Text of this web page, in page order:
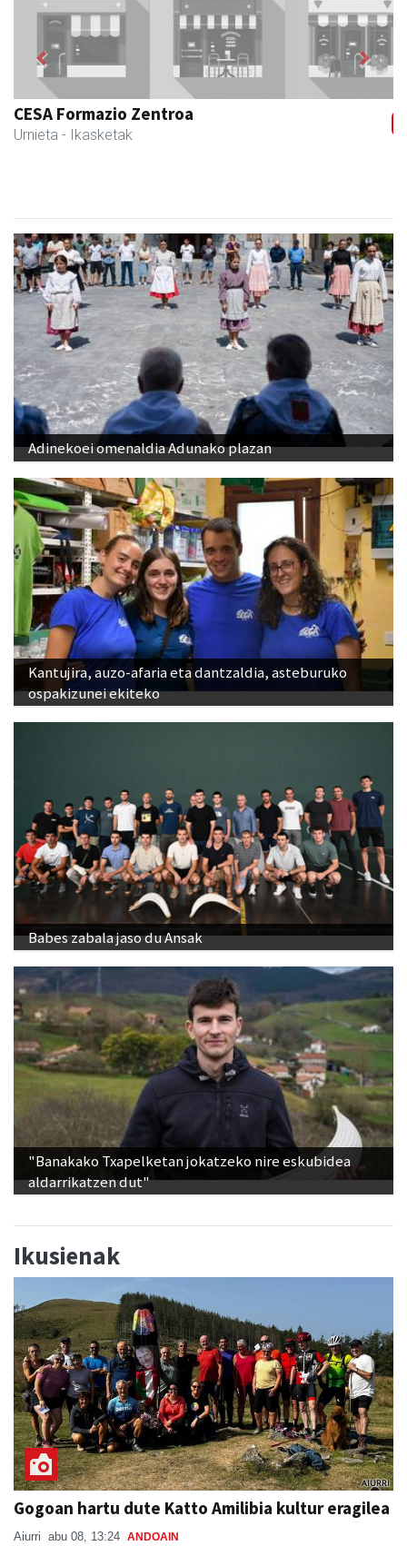
Tximeleta oihal-denda
Andoain - Oihal-denda
Previous Next
Adinekoei omenaldia Adunako plazan
Kantujira, auzo-afaria eta dantzaldia, asteburuko
ospakizunei ekiteko
Babes zabala jaso du Ansak
"Banakako Txapelketan jokatzeko nire eskubidea
aldarrikatzen dut"
Gogoan hartu dute Katto Amilibia kultur eragilea